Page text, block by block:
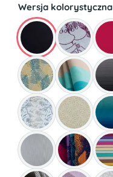
Wersja kolorystyczna